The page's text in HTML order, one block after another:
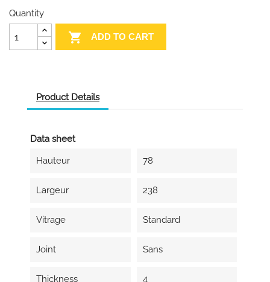
Quantity
 ADD TO CART
Product Details
Data sheet
Hauteur
78
Largeur 238
Vitrage Standard
Joint Sans
Thickness 4